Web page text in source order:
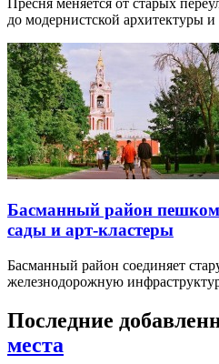
Пресня меняется от старых
до модернистской архитектуры
Басманный район
сады и арт-кластеры
Басманный район соединяет
железнодорожную
Последние
места